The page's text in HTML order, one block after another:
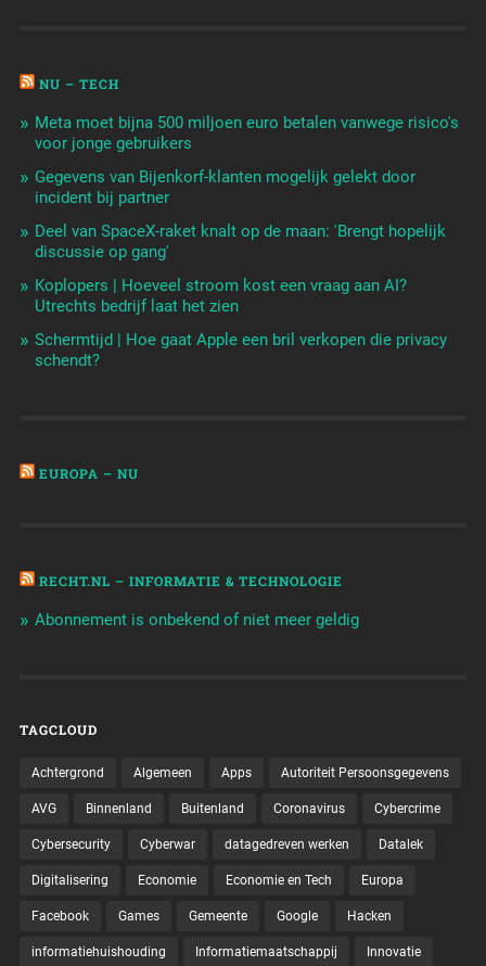
NU – TECH
Meta moet bijna 500 miljoen euro betalen vanwege risico's
voor jonge gebruikers
Gegevens van Bijenkorf-klanten mogelijk gelekt door
incident bij partner
Deel van SpaceX-raket knalt op de maan: 'Brengt hopelijk
discussie op gang'
Koplopers | Hoeveel stroom kost een vraag aan AI?
Utrechts bedrijf laat het zien
Schermtijd | Hoe gaat Apple een bril verkopen die privacy
schendt?
EUROPA – NU
RECHT.NL – INFORMATIE & TECHNOLOGIE
Abonnement is onbekend of niet meer geldig
TAGCLOUD
Achtergrond Algemeen Apps Autoriteit Persoonsgegevens
AVG Binnenland Buitenland Coronavirus Cybercrime
Cybersecurity Cyberwar datagedreven werken Datalek
Digitalisering Economie Economie en Tech Europa
Facebook Games Gemeente Google Hacken
informatiehuishouding Informatiemaatschappij Innovatie